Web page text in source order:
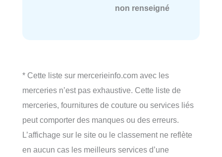
non renseigné
* Cette liste sur mercerieinfo.com avec les
merceries n’est pas exhaustive. Cette liste de
merceries, fournitures de couture ou services liés
peut comporter des manques ou des erreurs.
L’affichage sur le site ou le classement ne reflète
en aucun cas les meilleurs services d’une